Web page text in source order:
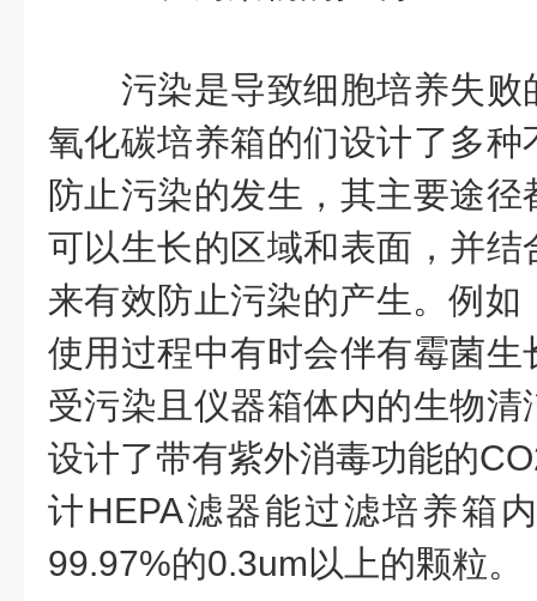
污染是导致细胞培养失败
氧化碳培养箱的们设计了多
防止污染的发生，其主要途
可以生长的区域和表面，并
来有效防止污染的产生。例如
使用过程中有时会伴有霉菌
受污染且仪器箱体内的生物
设计了带有紫外消毒功能的
计HEPA滤器能过滤培养箱
99.97%的0.3um以上的颗粒。